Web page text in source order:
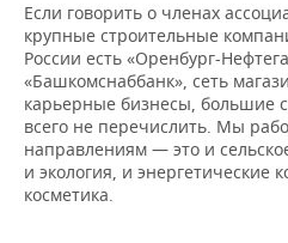
Если говорить о членах
крупные строительные
России есть «Оренбург-
«Башкомснаббанк», сеть
карьерные бизнесы, большие
всего не перечислить. Мы
направлениям — это и
и экология, и энергетические
косметика.